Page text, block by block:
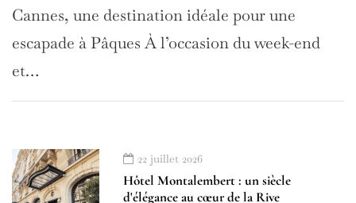
Cannes, une destination idéale pour une
escapade à Pâques À l’occasion du week-end
et…
22 juillet 2026
Hôtel Montalembert : un siècle
d'élégance au cœur de la Rive